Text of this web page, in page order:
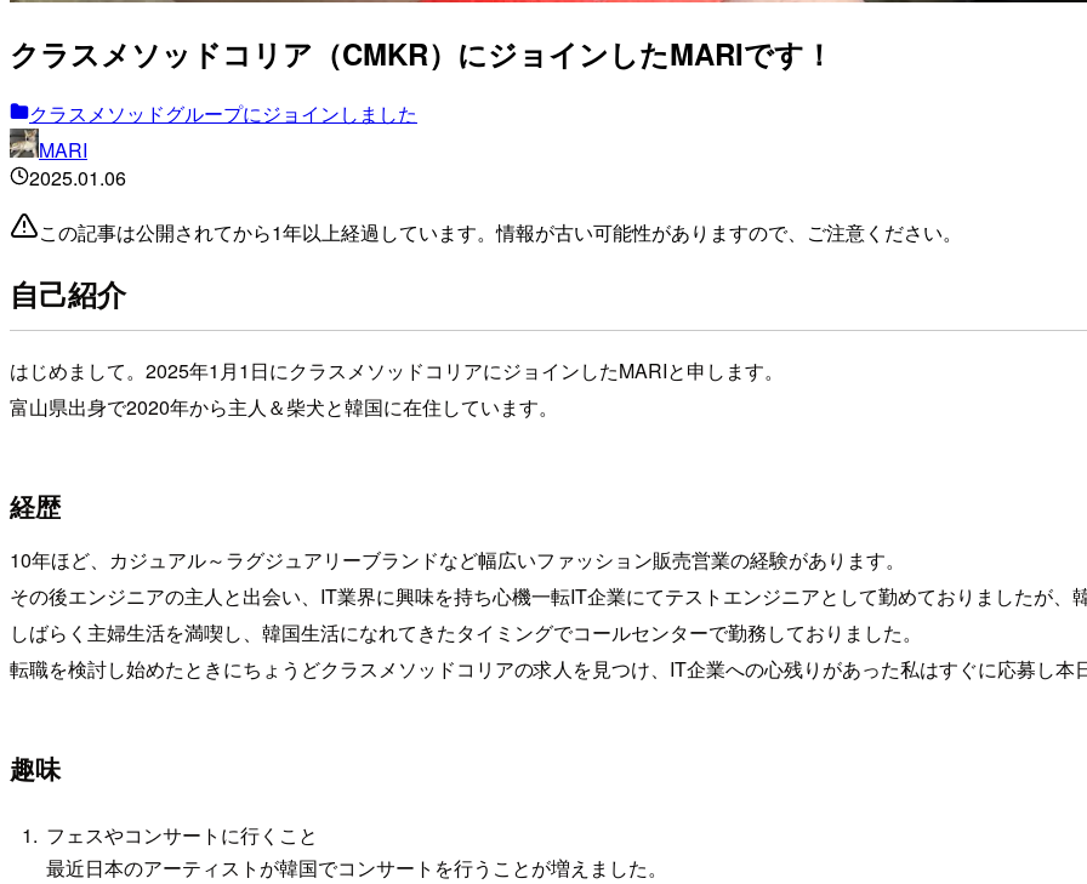
クラスメソッドコリア（CMKR）にジョインしたMARIです！
クラスメソッドグループにジョインしました
MARI
2025.01.06
この記事は公開されてから1年以上経過しています。情報が古い可能性がありますので、ご注意ください。
自己紹介
はじめまして。2025年1月1日にクラスメソッドコリアにジョインしたMARIと申します。
富山県出身で2020年から主人＆柴犬と韓国に在住しています。
経歴
10年ほど、カジュアル～ラグジュアリーブランドなど幅広いファッション販売営業の経験があります。
その後エンジニアの主人と出会い、IT業界に興味を持ち心機一転IT企業にてテストエンジニアとして勤めておりましたが
しばらく主婦生活を満喫し、韓国生活になれてきたタイミングでコールセンターで勤務しておりました。
転職を検討し始めたときにちょうどクラスメソッドコリアの求人を見つけ、IT企業への心残りがあった私はすぐに応募し
趣味
フェスやコンサートに行くこと
最近日本のアーティストが韓国でコンサートを行うことが増えました。